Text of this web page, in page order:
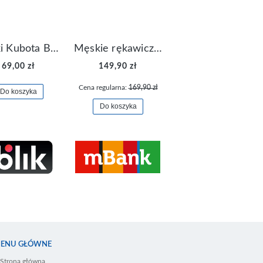
Klapki Kubota Basenowe Gel Czarne
69,00 zł
Do koszyka
Męskie rękawiczki Nike Dri-FIT Lightweight Gloves N.RG.M0.082
149,90 zł
Cena regularna:169,90 zł
Do koszyka
GŁÓWNE
Strona główna